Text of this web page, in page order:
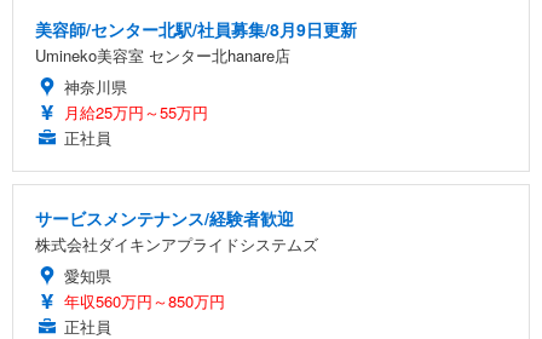
美容師/センター北駅/社員募集/8月9日更新
Umineko美容室 センター北hanare店
神奈川県
月給25万円～55万円
正社員
サービスメンテナンス/経験者歓迎
株式会社ダイキンアプライドシステムズ
愛知県
年収560万円～850万円
正社員